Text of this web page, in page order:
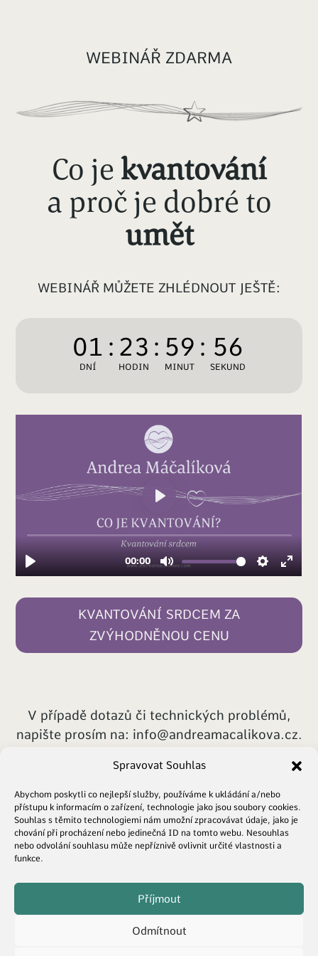
Spravovat Souhlas
Abychom poskytli co nejlepší služby, používáme k ukládání a/nebo
přístupu k informacím o zařízení, technologie jako jsou soubory cookies.
Souhlas s těmito technologiemi nám umožní zpracovávat údaje, jako je
chování při procházení nebo jedinečná ID na tomto webu. Nesouhlas
nebo odvolání souhlasu může nepříznivě ovlivnit určité vlastnosti a
funkce.
Příjmout
Odmítnout
WEBINÁŘ ZDARMA
Co je kvantování
a proč je dobré to
umět
WEBINÁŘ MŮŽETE ZHLÉDNOUT JEŠTĚ:
01
DNÍ
: 23
HODIN
: 59
MINUT
: 56
SEKUND
KVANTOVÁNÍ SRDCEM ZA
ZVÝHODNĚNOU CENU
V případě dotazů či technických problémů,
napište prosím na: info@andreamacalikova.cz.
© 2023 Andrea Máčalíková
Ochrana osobních údajů|Cookies